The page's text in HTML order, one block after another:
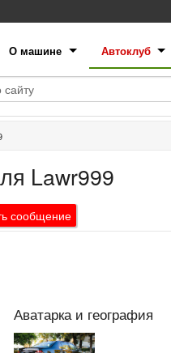
О машине Автоклуб
Lawr999
сообщение
Аватарка и география